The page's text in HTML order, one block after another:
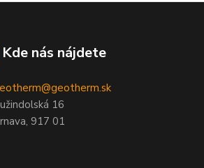
Kde nás nájdete
16
917 01